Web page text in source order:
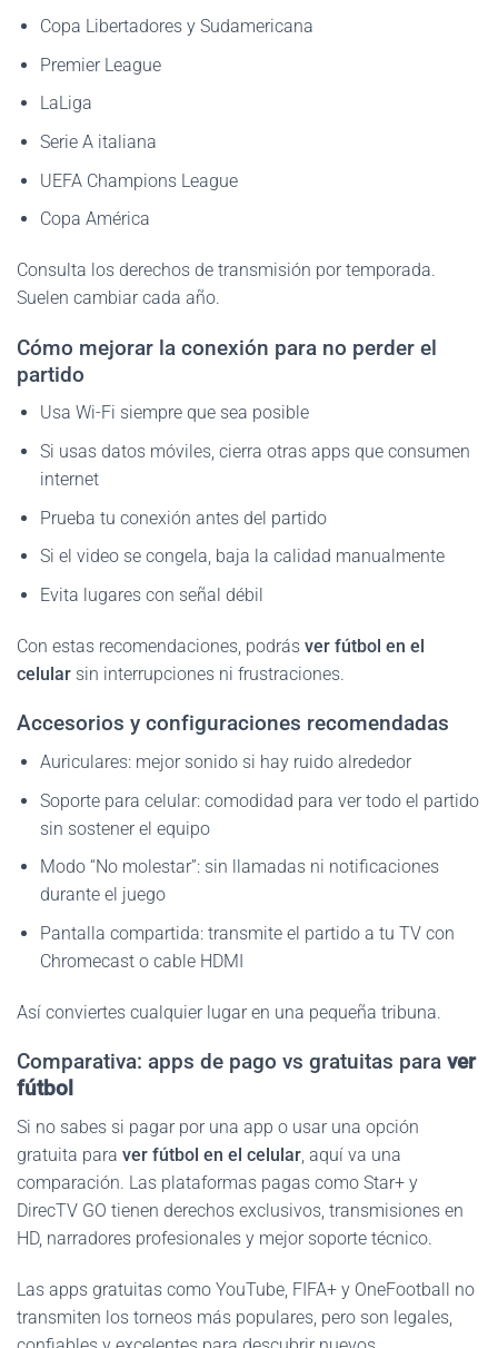
Copa Libertadores y Sudamericana
Premier League
LaLiga
Serie A italiana
UEFA Champions League
Copa América
Consulta los derechos de transmisión por temporada.
Suelen cambiar cada año.
Cómo mejorar la conexión para no perder el
partido
Usa Wi-Fi siempre que sea posible
Si usas datos móviles, cierra otras apps que consumen
internet
Prueba tu conexión antes del partido
Si el video se congela, baja la calidad manualmente
Evita lugares con señal débil
Con estas recomendaciones, podrás ver fútbol en el
celular sin interrupciones ni frustraciones.
Accesorios y configuraciones recomendadas
Auriculares: mejor sonido si hay ruido alrededor
Soporte para celular: comodidad para ver todo el partido
sin sostener el equipo
Modo “No molestar”: sin llamadas ni notificaciones
durante el juego
Pantalla compartida: transmite el partido a tu TV con
Chromecast o cable HDMI
Así conviertes cualquier lugar en una pequeña tribuna.
Comparativa: apps de pago vs gratuitas para ver
fútbol
Si no sabes si pagar por una app o usar una opción
gratuita para ver fútbol en el celular, aquí va una
comparación. Las plataformas pagas como Star+ y
DirecTV GO tienen derechos exclusivos, transmisiones en
HD, narradores profesionales y mejor soporte técnico.
Las apps gratuitas como YouTube, FIFA+ y OneFootball no
transmiten los torneos más populares, pero son legales,